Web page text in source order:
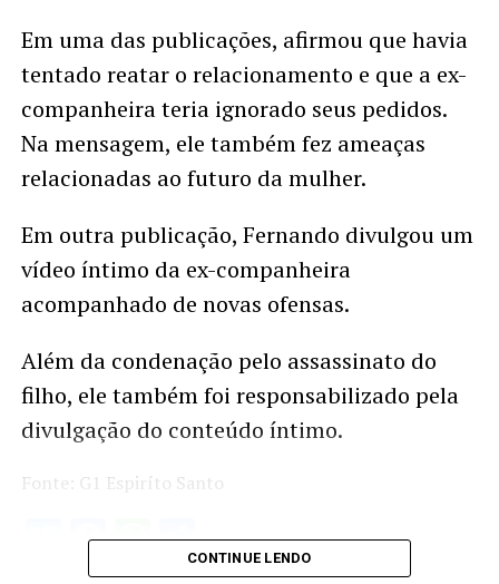
Em uma das publicações, afirmou que havia
tentado reatar o relacionamento e que a ex-
companheira teria ignorado seus pedidos.
Na mensagem, ele também fez ameaças
relacionadas ao futuro da mulher.
Em outra publicação, Fernando divulgou um
vídeo íntimo da ex-companheira
acompanhado de novas ofensas.
Além da condenação pelo assassinato do
filho, ele também foi responsabilizado pela
divulgação do conteúdo íntimo.
Fonte: G1 Espiríto Santo
Twitter
Facebook
WhatsApp
Share
CONTINUE LENDO